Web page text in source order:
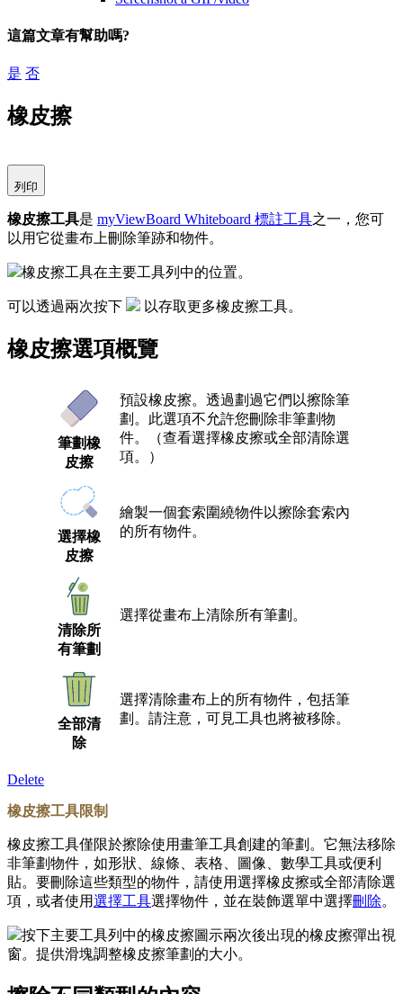
這篇文章有幫助嗎?
是 否
橡皮擦
列印
橡皮擦工具是 myViewBoard Whiteboard 標註工具之一，您可
以用它從畫布上刪除筆跡和物件。
橡皮擦工具在主要工具列中的位置。
可以透過兩次按下 以存取更多橡皮擦工具。
橡皮擦選項概覽
筆劃橡
皮擦
預設橡皮擦。透過劃過它們以擦除筆
劃。此選項不允許您刪除非筆劃物
件。（查看選擇橡皮擦或全部清除選
項。）
選擇橡
皮擦
繪製一個套索圍繞物件以擦除套索內
的所有物件。
清除所
有筆劃
選擇從畫布上清除所有筆劃。
全部清
除
選擇清除畫布上的所有物件，包括筆
劃。請注意，可見工具也將被移除。
Delete
橡皮擦工具限制
橡皮擦工具僅限於擦除使用畫筆工具創建的筆劃。它無法移除
非筆劃物件，如形狀、線條、表格、圖像、數學工具或便利
貼。要刪除這些類型的物件，請使用選擇橡皮擦或全部清除選
項，或者使用選擇工具選擇物件，並在裝飾選單中選擇刪除。
按下主要工具列中的橡皮擦圖示兩次後出現的橡皮擦彈出視
窗。 提供滑塊調整橡皮擦筆劃的大小。